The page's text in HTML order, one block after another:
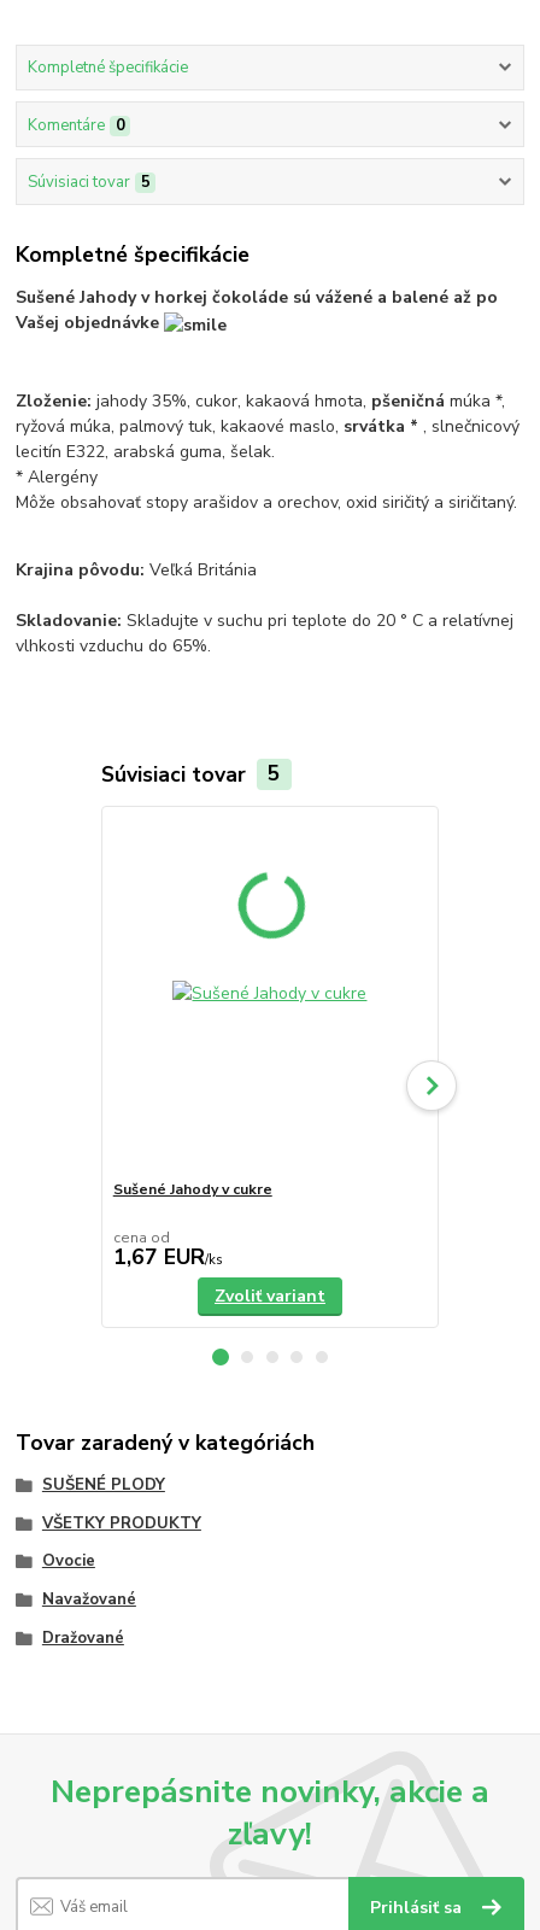
Kompletné špecifikácie
Komentáre 0
Súvisiaci tovar 5
Kompletné špecifikácie
Sušené Jahody v horkej čokoláde sú vážené a balené až po
Vašej objednávke
Zloženie: jahody 35%, cukor, kakaová hmota, pšeničná múka *,
ryžová múka, palmový tuk, kakaové maslo, srvátka * , slnečnicový
lecitín E322, arabská guma, šelak.
* Alergény
Môže obsahovať stopy arašidov a orechov, oxid siričitý a siričitaný.
Krajina pôvodu: Veľká Británia
Skladovanie: Skladujte v suchu pri teplote do 20 ° C a relatívnej
vlhkosti vzduchu do 65%.
Súvisiaci tovar 5
Sušené Jahody v cukre
cena od
1,67 EUR/ks
Zvoliť variant
Tovar zaradený v kategóriách
SUŠENÉ PLODY
VŠETKY PRODUKTY
Ovocie
Navažované
Dražované
Neprepásnite novinky, akcie a
zľavy!
Prihlásiť sa